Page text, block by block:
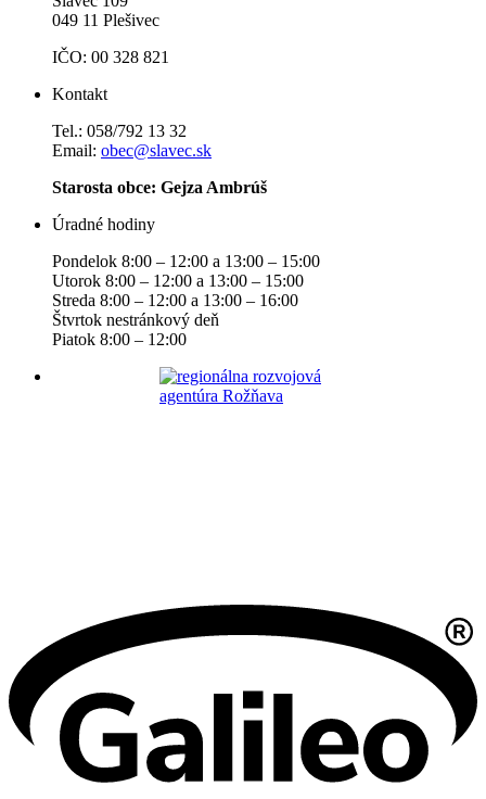
049 11 Plešivec
IČO: 00 328 821
Kontakt
Tel.: 058/792 13 32
Email: obec@slavec.sk
Starosta obce: Gejza Ambrúš
Úradné hodiny
Pondelok 8:00 – 12:00 a 13:00 – 15:00
Utorok 8:00 – 12:00 a 13:00 – 15:00
Streda 8:00 – 12:00 a 13:00 – 16:00
Štvrtok nestránkový deň
Piatok 8:00 – 12:00